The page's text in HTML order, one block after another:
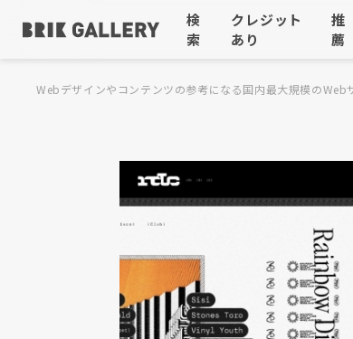
検
索
クレジット
あり
推
薦
Webデザインやコンテンツの参考になる国内最大規模の